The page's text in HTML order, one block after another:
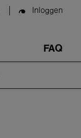
Inloggen
FAQ